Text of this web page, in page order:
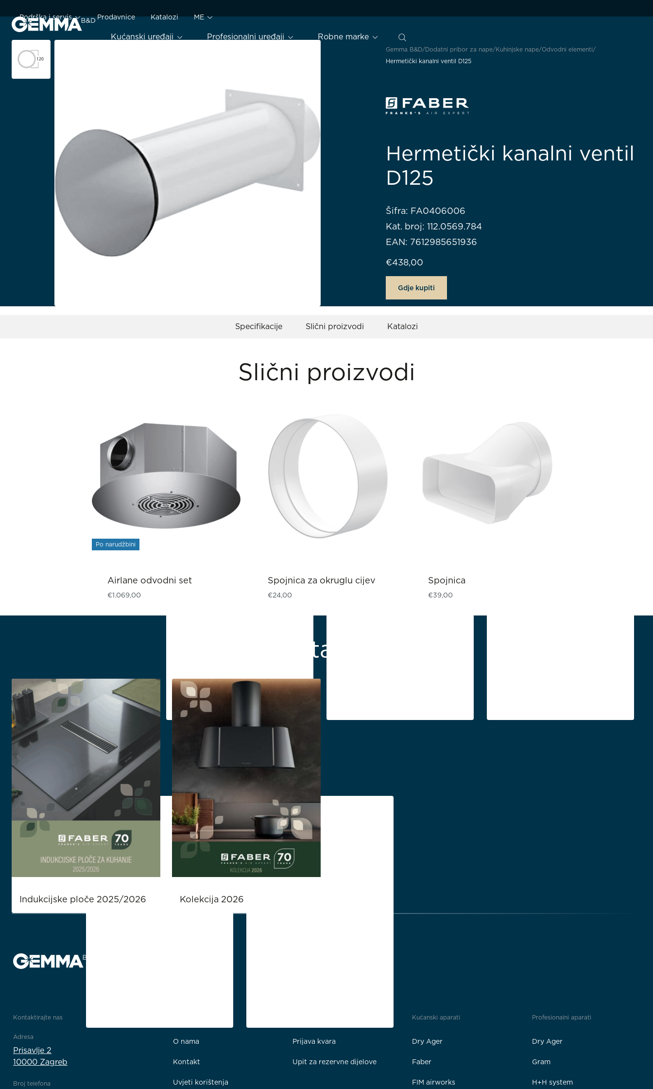
Kućanski uređaji Profesionalni uređaji Robne marke
Podrška i servis Prodavnice Katalozi ME
Gemma B&D Dodatni pribor za nape Kuhinjske nape Odvodni elementi
Hermetički kanalni ventil D125
Hermetički kanalni ventil
D125
Šifra: FA0406006
Kat. broj: 112.0569.784
EAN: 7612985651936
€438,00
Gdje kupiti
Specifikacije Slični proizvodi Katalozi
Slični proizvodi
Po narudžbini
Airlane odvodni set
€1.069,00
Spojnica za okruglu cijev
€24,00
Spojnica
€39,00
Katalozi
Indukcijske ploče 2025/2026 Kolekcija 2026
Kontaktirajte nas
Adresa
Prisavlje 2
10000 Zagreb
Broj telefona
O nama
Kontakt
Uvjeti korištenja
Prijava kvara
Upit za rezervne dijelove
Kućanski aparati
Dry Ager
Faber
FIM airworks
Profesionalni aparati
Dry Ager
Gram
H+H system